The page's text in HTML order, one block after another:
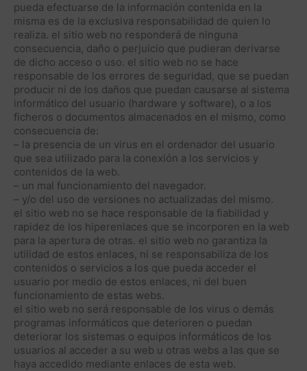
pueda efectuarse de la información contenida en la
misma es de la exclusiva responsabilidad de quien lo
realiza. el sitio web no responderá de ninguna
consecuencia, daño o perjuicio que pudieran derivarse
de dicho acceso o uso. el sitio web no se hace
responsable de los errores de seguridad, que se puedan
producir ni de los daños que puedan causarse al sistema
informático del usuario (hardware y software), o a los
ficheros o documentos almacenados en el mismo, como
consecuencia de:
– la presencia de un virus en el ordenador del usuario
que sea utilizado para la conexión a los servicios y
contenidos de la web.
– un mal funcionamiento del navegador.
– y/o del uso de versiones no actualizadas del mismo.
el sitio web no se hace responsable de la fiabilidad y
rapidez de los hiperenlaces que se incorporen en la web
para la apertura de otras. el sitio web no garantiza la
utilidad de estos enlaces, ni se responsabiliza de los
contenidos o servicios a los que pueda acceder el
usuario por medio de estos enlaces, ni del buen
funcionamiento de estas webs.
el sitio web no será responsable de los virus o demás
programas informáticos que deterioren o puedan
deteriorar los sistemas o equipos informáticos de los
usuarios al acceder a su web u otras webs a las que se
haya accedido mediante enlaces de esta web.